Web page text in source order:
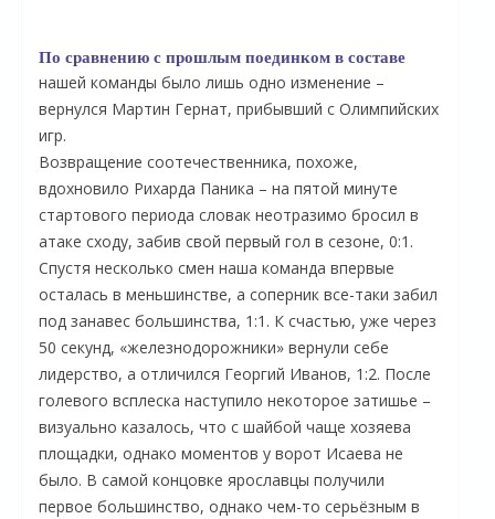
По сравнению с прошлым поединком в составе
нашей команды было лишь одно изменение –
вернулся Мартин Гернат, прибывший с Олимпийских
игр.
Возвращение соотечественника, похоже,
вдохновило Рихарда Паника – на пятой минуте
стартового периода словак неотразимо бросил в
атаке сходу, забив свой первый гол в сезоне, 0:1.
Спустя несколько смен наша команда впервые
осталась в меньшинстве, а соперник все-таки забил
под занавес большинства, 1:1. К счастью, уже через
50 секунд, «железнодорожники» вернули себе
лидерство, а отличился Георгий Иванов, 1:2. После
голевого всплеска наступило некоторое затишье –
визуально казалось, что с шайбой чаще хозяева
площадки, однако моментов у ворот Исаева не
было. В самой концовке ярославцы получили
первое большинство, однако чем-то серьёзным в